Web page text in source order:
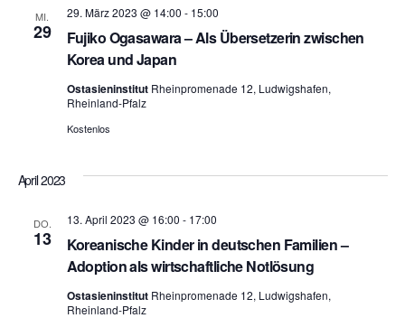
MI.
29
Fujiko Ogasawara – Als Übersetzerin zwischen
Korea und Japan
29. März 2023 @ 14:00 - 15:00
Ostasieninstitut Rheinpromenade 12, Ludwigshafen,
Rheinland-Pfalz
Kostenlos
April 2023
DO.
13
Koreanische Kinder in deutschen Familien –
Adoption als wirtschaftliche Notlösung
13. April 2023 @ 16:00 - 17:00
Ostasieninstitut Rheinpromenade 12, Ludwigshafen,
Rheinland-Pfalz